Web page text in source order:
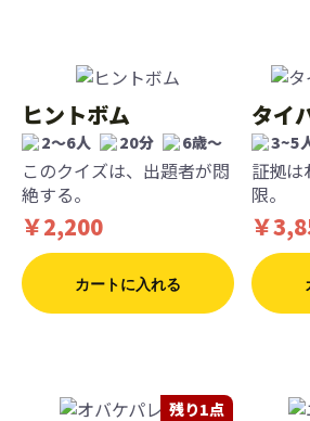
ヒントボム
2〜6人 20分 6歳〜
このクイズは、出題者が悶
絶する。
￥2,200
カートに入れる
タイ
3~5
証拠は
限。
￥
残り1点